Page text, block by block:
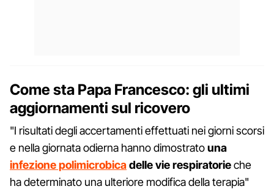
Come sta Papa Francesco: gli ultimi
aggiornamenti sul ricovero
"I risultati degli accertamenti effettuati nei giorni scorsi
e nella giornata odierna hanno dimostratouna
infezione polimicrobicadelle vie respiratorieche
ha determinato una ulteriore modifica della terapia"